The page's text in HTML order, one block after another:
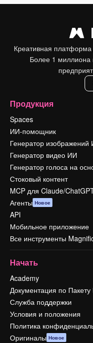
Креативная
Более 1 миллиона
Продукция
Spaces
ИИ-помощник
Генератор изображений
Генератор видео ИИ
Генератор голоса на
Стоковый контент
MCP для Claude/
Агенты Новое
API
Мобильное приложение
Все инструменты
Начать
Academy
Документация по
Служба поддержки
Условия и положения
Политика
Оригиналы Новое